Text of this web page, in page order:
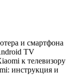
и смартфона
TV
к телевизору
инструкция и